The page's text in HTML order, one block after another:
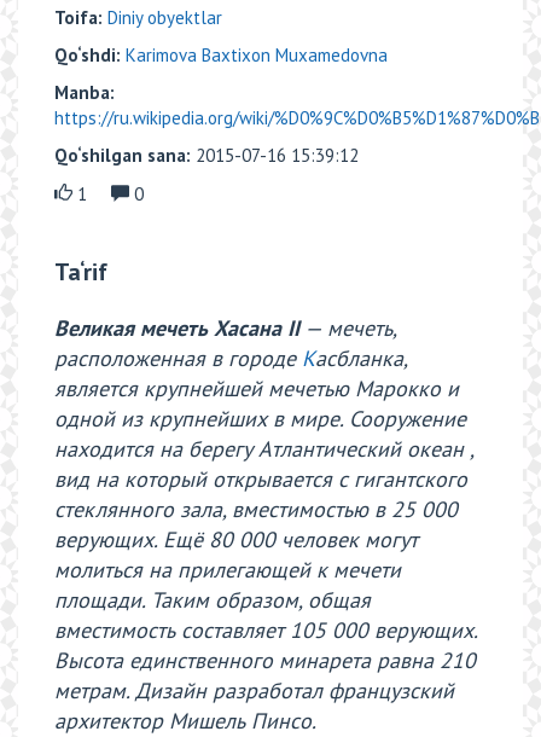
Toifa: Diniy obyektlar
Qo‘shdi: Karimova Baxtixon Muxamedovna
Manba:
https://ru.wikipedia.org/wiki/
Qo‘shilgan sana: 2015-07-16 15:39:12
1
0
Ta‘rif
Великая мечеть Хасана II— мечеть,
расположенная в городе Касбланка,
является крупнейшей мечетью Марокко и
одной из крупнейших в мире. Сооружение
находится на берегу Атлантический океан ,
вид на который открывается с гигантского
стеклянного зала, вместимостью в 25 000
верующих. Ещё 80 000 человек могут
молиться на прилегающей к мечети
площади. Таким образом, общая
вместимость составляет 105 000 верующих.
Высота единственного минарета равна 210
метрам. Дизайн разработал французский
архитектор Мишель Пинсо.